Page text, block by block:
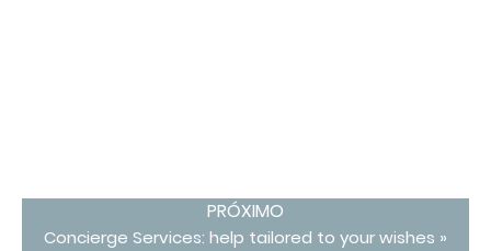
PRÓXIMO
Concierge Services: help tailored to your wishes »